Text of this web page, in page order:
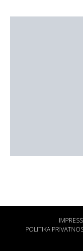
POLITIKA